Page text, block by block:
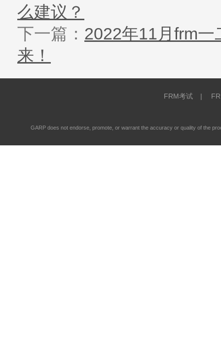
么建议？
下一篇： 2022年11月frm
来！
FRM考试 |
GARP does not endorse, promote, or warrant the accuracy or quality of the